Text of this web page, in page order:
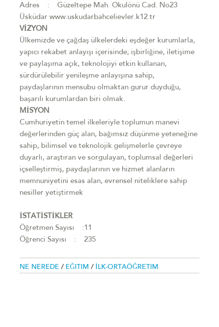
Adres : Güzeltepe Mah. Okulönü Cad. No23
Üsküdar www.uskudarbahcelievler.k12.tr
VİZYON
Ülkemizde ve çağdaş ülkelerdeki eşdeğer kurumlarla,
yapıcı rekabet anlayışı içerisinde; işbirliğine, iletişime
ve paylaşıma açık, teknolojiyi etkin kullanan,
sürdürülebilir yenileşme anlayışına sahip,
paydaşlarının mensubu olmaktan gurur duyduğu,
başarılı kurumlardan biri olmak.
MİSYON
Cumhuriyetin temel ilkeleriyle toplumun manevi
değerlerinden güç alan, bağımsız düşünme yeteneğine
sahip, bilimsel ve teknolojik gelişmelerle çevreye
duyarlı, araştıran ve sorgulayan, toplumsal değerleri
içselleştirmiş, paydaşlarının ve hizmet alanların
memnuniyetini esas alan, evrensel niteliklere sahip
nesiller yetiştirmek
İSTATİSTİKLER
Öğretmen Sayısı :11
Öğrenci Sayısı : 235
NE NEREDE / EĞITIM / İLK-ORTAÖĞRETIM